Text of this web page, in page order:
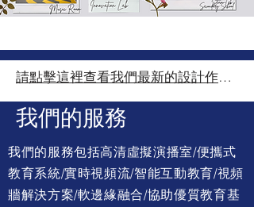
請點擊這裡查看我們最新的設計作品集
我們的服務
我們的服務包括高清虛擬演播室/便攜式
教育系統/實時視頻流/智能互動教育/視頻
牆解決方案/軟邊緣融合/協助優質教育基